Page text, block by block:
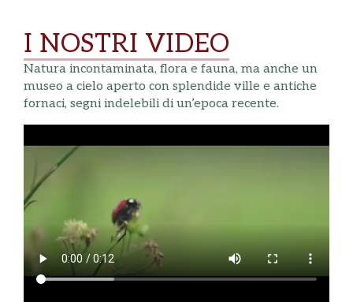
I NOSTRI VIDEO
Natura incontaminata, flora e fauna, ma anche un
museo a cielo aperto con splendide ville e antiche
fornaci, segni indelebili di un’epoca recente.